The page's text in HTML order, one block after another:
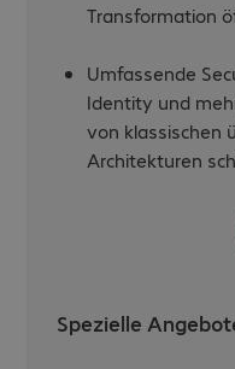
Transformation
Umfassende
Identity und
von klassischen
Architekturen
Spezielle